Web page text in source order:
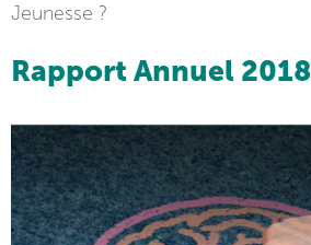
Jeunesse ?
Rapport Annuel 2018